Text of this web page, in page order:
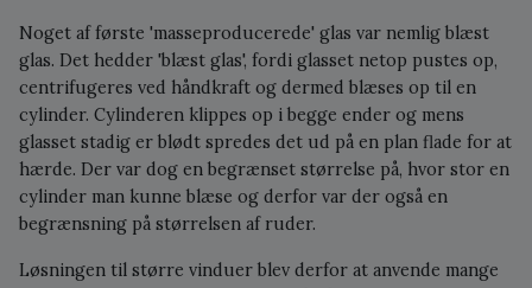
Noget af første 'masseproducerede' glas var nemlig blæst
glas. Det hedder 'blæst glas', fordi glasset netop pustes op,
centrifugeres ved håndkraft og dermed blæses op til en
cylinder. Cylinderen klippes op i begge ender og mens
glasset stadig er blødt spredes det ud på en plan flade for at
hærde. Der var dog en begrænset størrelse på, hvor stor en
cylinder man kunne blæse og derfor var der også en
begrænsning på størrelsen af ruder.
Løsningen til større vinduer blev derfor at anvende mange